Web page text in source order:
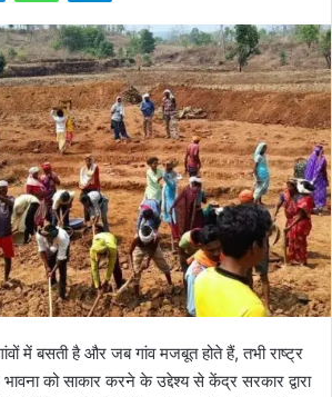
में बसती है और जब गांव मजबूत होते हैं, तभी राष्ट्र
को साकार करने के उद्देश्य से केंद्र सरकार द्वारा